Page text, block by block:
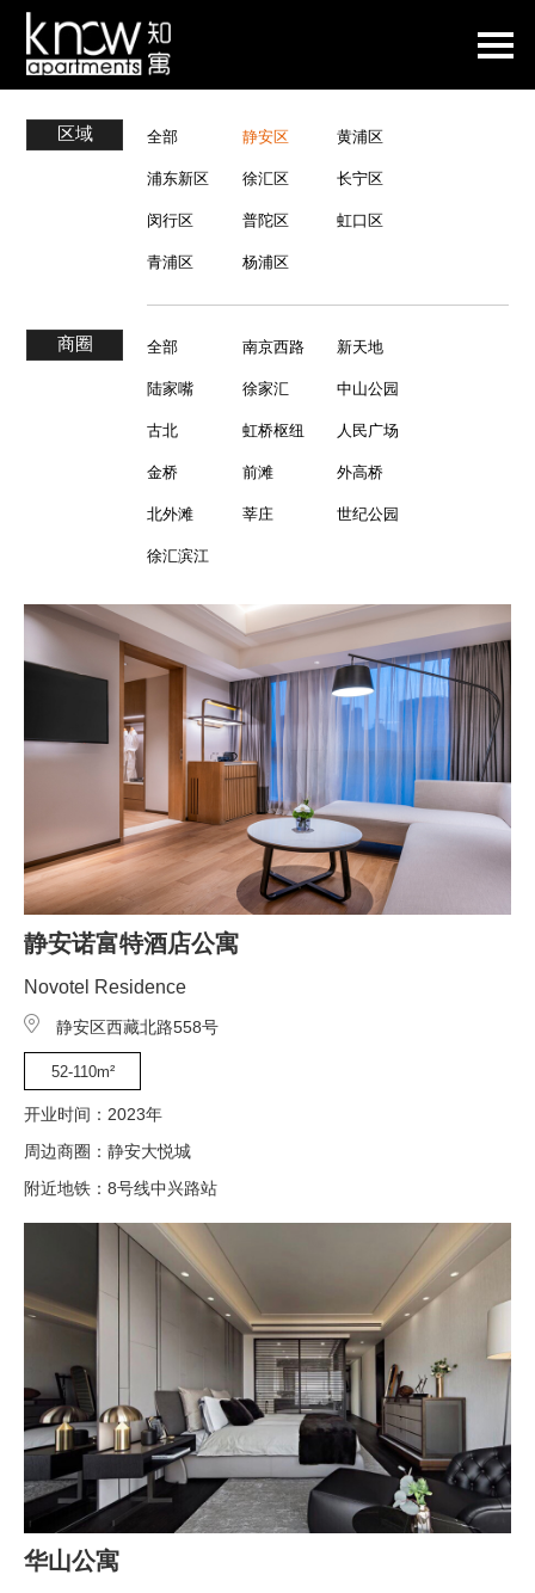
区域 全部 静安区 黄浦区
浦东新区 徐汇区 长宁区
闵行区 普陀区 虹口区
青浦区 杨浦区
商圈 全部 南京西路 新天地
陆家嘴 徐家汇 中山公园
古北 虹桥枢纽 人民广场
金桥 前滩 外高桥
北外滩 莘庄 世纪公园
徐汇滨江
静安诺富特酒店公寓
Novotel Residence
静安区西藏北路558号
52-110m²
开业时间：2023年
周边商圈：静安大悦城
附近地铁：8号线中兴路站
华山公寓